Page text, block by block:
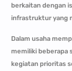
berkaitan dengan
infrastruktur yang
Dalam usaha
memiliki beberapa
kegiatan prioritas